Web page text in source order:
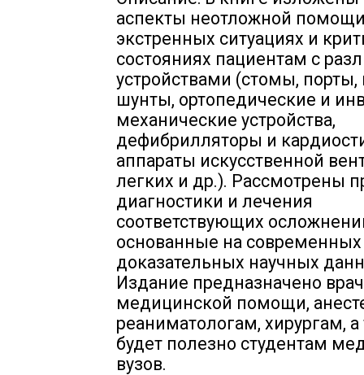
аспекты неотложной
экстренных ситуациях и
состояниях пациентам с
устройствами (стомы, порты,
шунты, ортопедические и
механические устройства,
дефибрилляторы и
аппараты искусственной
легких и др.). Рассмотрены
диагностики и лечения
соответствующих
основанные на современных
доказательных научных
Издание предназначено
медицинской помощи,
реаниматологам, хирургам,
будет полезно студентам
вузов.